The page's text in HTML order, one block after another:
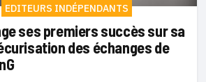
EDITEURS INDÉPENDANTS
ses premiers succès sur sa
des échanges de